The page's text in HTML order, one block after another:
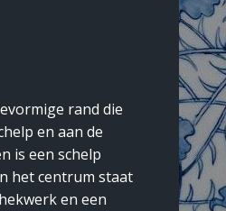
rand die
en aan de
is een schelp
het centrum staat
en een